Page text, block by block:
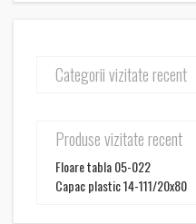
Categorii vizitate recent
Produse vizitate recent
Floare tabla 05-022
Capac plastic 14-111/20x80